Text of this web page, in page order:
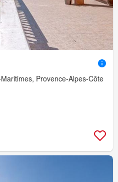
Provence-Alpes-Côte